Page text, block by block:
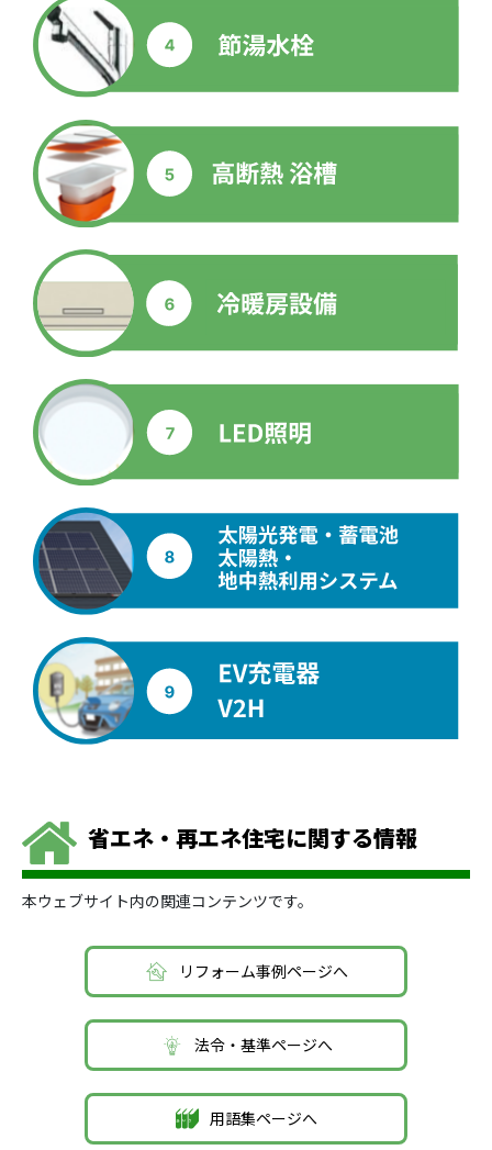
省エネ・再エネ住宅に関する情報
本ウェブサイト内の関連コンテンツです。
リフォーム事例ページへ
法令・基準ページへ
用語集ページへ